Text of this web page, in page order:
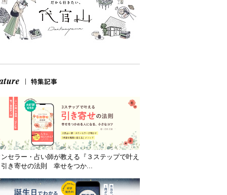
セラー・占い師が教える『３ステップで叶え
き寄せの法則 幸せをつか...